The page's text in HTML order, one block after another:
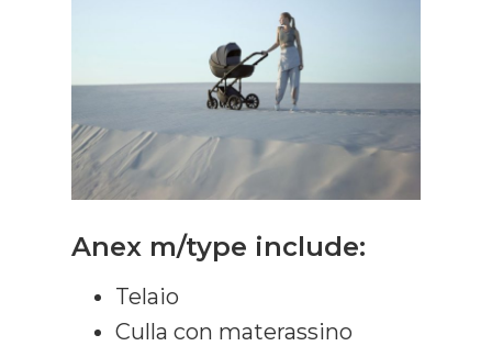
Anex m/type include:
Telaio
Culla con materassino